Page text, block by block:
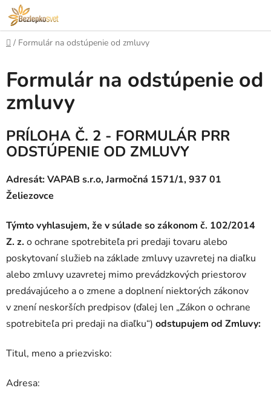
Prejsť
na
obsah
Domov
/ Formulár na odstúpenie od zmluvy
Formulár na odstúpenie od
zmluvy
PRÍLOHA Č. 2 - FORMULÁR PRR
ODSTÚPENIE OD ZMLUVY
Adresát: VAPAB s.r.o, Jarmočná 1571/1, 937 01
Želiezovce
Týmto vyhlasujem, že v súlade so zákonom č. 102/2014
Z. z. o ochrane spotrebiteľa pri predaji tovaru alebo
poskytovaní služieb na základe zmluvy uzavretej na diaľku
alebo zmluvy uzavretej mimo prevádzkových priestorov
predávajúceho a o zmene a doplnení niektorých zákonov
v znení neskorších predpisov (ďalej len „Zákon o ochrane
spotrebiteľa pri predaji na diaľku“) odstupujem od Zmluvy:
Titul, meno a priezvisko:
Adresa: